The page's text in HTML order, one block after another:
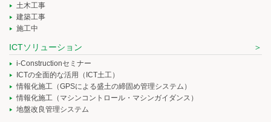
土木工事
建築工事
施工中
ICTソリューション
i-Constructionセミナー
ICTの全面的な活用（ICT土工）
情報化施工（GPSによる盛土の締固め管理システム）
情報化施工（マシンコントロール・マシンガイダンス）
地盤改良管理システム